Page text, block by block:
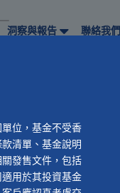
洞察與報告 聯絡我們
位，基金不受香
清單、基金說明
發售文件，包括
用於其投資基金